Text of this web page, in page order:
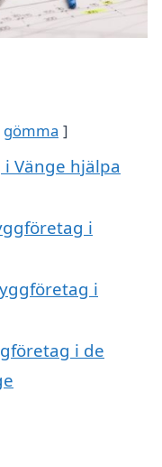
gömma
Vänge hjälpa
i
i
i de